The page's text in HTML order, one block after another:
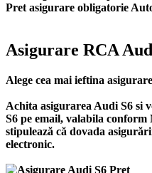
Pret asigurare obligatorie
Asigurare RCA
Alege cea mai ieftina
Achita asigurarea Audi S6 si
S6 pe email, valabila conform
stipulează că dovada
electronic.